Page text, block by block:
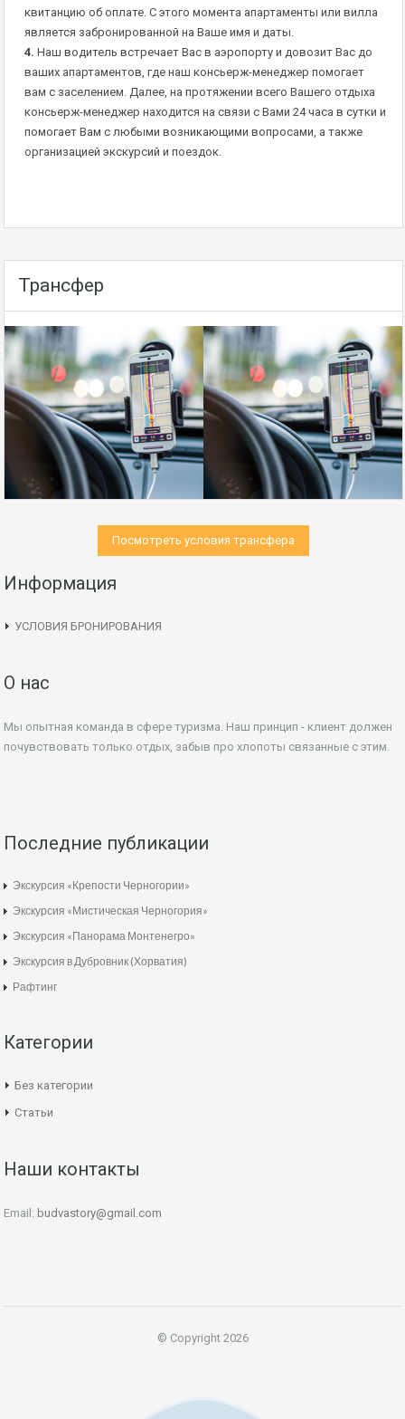
квитанцию об оплате. С этого момента апартаменты или вилла
является забронированной на Ваше имя и даты.
4. Наш водитель встречает Вас в аэропорту и довозит Вас до
ваших апартаментов, где наш консьерж-менеджер помогает
вам с заселением. Далее, на протяжении всего Вашего отдыха
консьерж-менеджер находится на связи с Вами 24 часа в сутки и
помогает Вам с любыми возникающими вопросами, а также
организацией экскурсий и поездок.
Трансфер
Посмотреть условия трансфера
Информация
УСЛОВИЯ БРОНИРОВАНИЯ
О нас
Мы опытная команда в сфере туризма. Наш принцип - клиент должен
почувствовать только отдых, забыв про хлопоты связанные с этим.
Последние публикации
Экскурсия «Крепости Черногории»
Экскурсия «Мистическая Черногория»
Экскурсия «Панорама Монтенегро»
Экскурсия в Дубровник (Хорватия)
Рафтинг
Категории
Без категории
Статьи
Наши контакты
Email: budvastory@gmail.com
© Copyright 2026